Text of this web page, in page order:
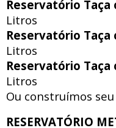
Reservatório Taça
Litros
Reservatório Taça
Litros
Reservatório Taça
Litros
Ou construímos
RESERVATÓRIO